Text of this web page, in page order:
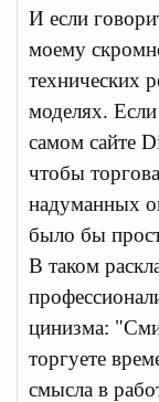
И если
моему
технических
моделях.
самом сайте
чтобы
надуманных
было бы
В таком
цинизма:
торгуете
смысла в